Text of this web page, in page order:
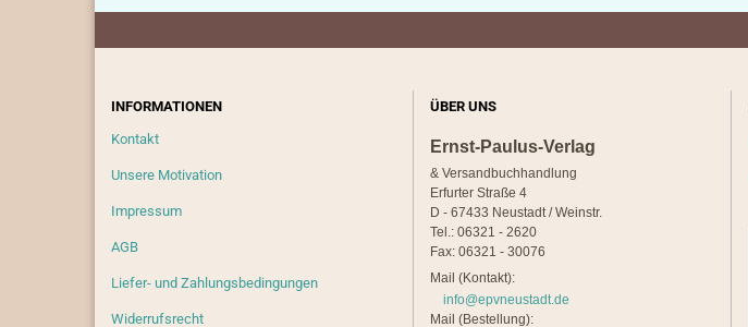
INFORMATIONEN
Kontakt
Unsere Motivation
Impressum
AGB
Liefer- und Zahlungsbedingungen
Widerrufsrecht
ÜBER UNS
Ernst-Paulus-Verlag
& Versandbuchhandlung
Erfurter Straße 4
D - 67433 Neustadt / Weinstr.
Tel.: 06321 - 2620
Fax: 06321 - 30076
Mail (Kontakt):
info@epvneustadt.de
Mail (Bestellung):